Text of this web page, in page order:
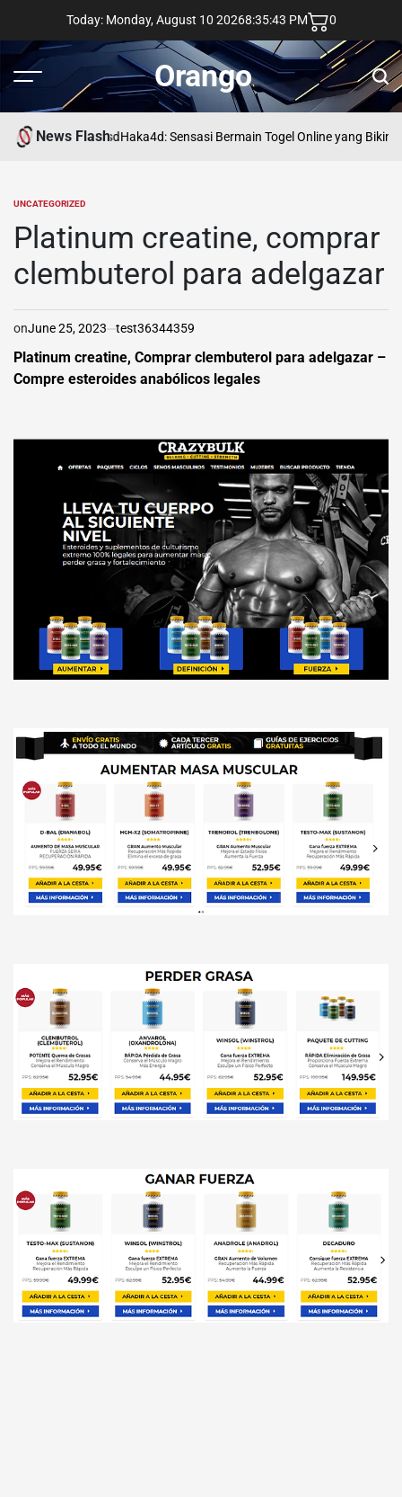
content
Today: Monday, August 10 20268:35:44 PM 0
Menu Orango
News Flash
asdHaka4d: Sensasi Bermain Togel Online yang Bikin
POSTED
UNCATEGORIZED
Platinum creatine, comprar
clembuterol para adelgazar
onJune 25, 2023 test36344359
Platinum creatine, Comprar clembuterol para adelgazar –
Compre esteroides anabólicos legales